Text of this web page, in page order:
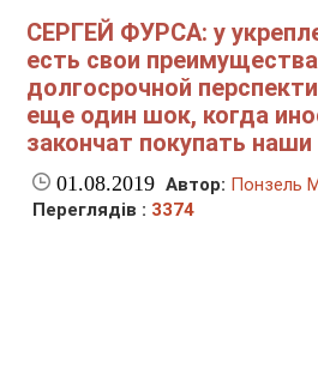
СЕРГЕЙ ФУРСА: у
есть свои
долгосрочной
еще один шок, когда
закончат покупать наши
01.08.2019 Автор: Понзель
Переглядів : 3374